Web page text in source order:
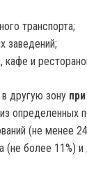
транспорта;
заведений;
и
другую зону
определенных
(не менее
(не более 11%)